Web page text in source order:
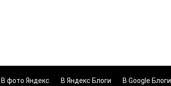
В фото Яндекс В Яндекс Блоги В Google Блоги